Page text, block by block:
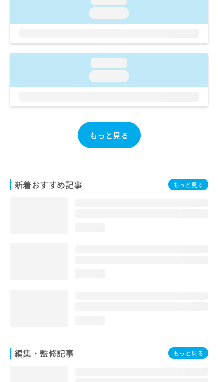
もっと見る
新着おすすめ記事 もっと見る
編集・監修記事 もっと見る
い
わ
せ